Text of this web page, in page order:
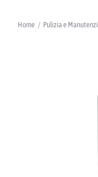
Tu sei qui:
Home Pulizia e